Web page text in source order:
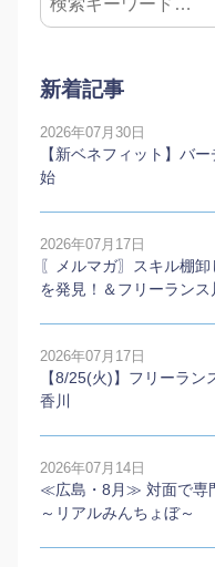
新着記事
2026年07月30日
【新ベネフィット】バ
始
2026年07月17日
〖メルマガ〗スキル棚
を発見！＆フリーラン
2026年07月17日
【8/25(火)】フリーラ
香川
2026年07月14日
≪広島・8月≫ 対面で専
～リアルみんちょぼ～